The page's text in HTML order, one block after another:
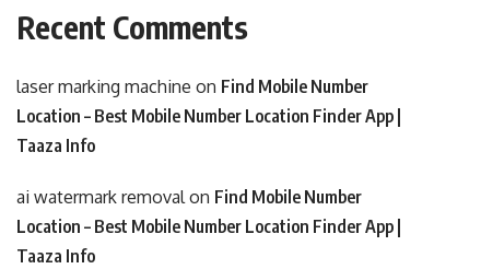
Recent Comments
laser marking machine on Find Mobile Number
Location – Best Mobile Number Location Finder App |
Taaza Info
ai watermark removalon Find Mobile Number
Location – Best Mobile Number Location Finder App |
Taaza Info